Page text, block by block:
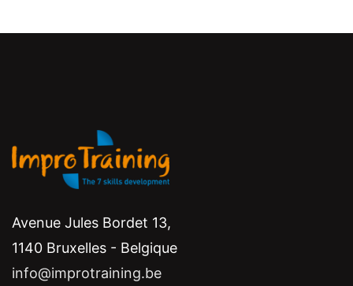
Avenue Jules Bordet 13,
1140 Bruxelles - Belgique
info@improtraining.be